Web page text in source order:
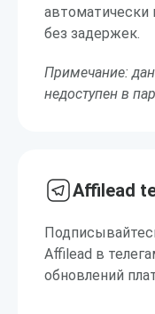
без задержек.
Примечание:
недоступен в
Affilead
Affilead в
обновлений